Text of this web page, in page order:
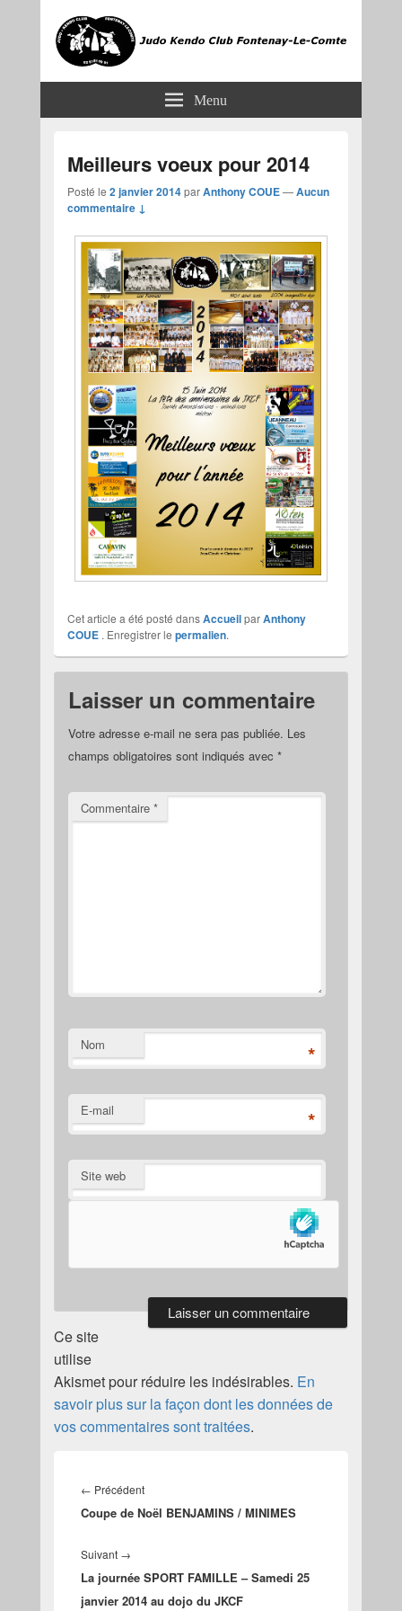
JKCF Menu
Meilleurs voeux pour 2014
Posté le 2 janvier 2014parAnthony COUE—Aucun
commentaire ↓
Cet article a été posté dansAccueilparAnthony
COUE. Enregistrer le permalien.
Laisser un commentaire
Votre adresse e-mail ne sera pas publiée. Les
champs obligatoires sont indiqués avec *
Commentaire *
Nom *
E-mail *
Site web
Ce site
utilise
Akismet pour réduire les indésirables. En
savoir plus sur la façon dont les données de
vos commentaires sont traitées.
de
l’article
← PrécédentArticle
précédent :
Coupe de Noël BENJAMINS / MINIMES
Suivant →Article
suivant :
La journée SPORT FAMILLE – Samedi 25
janvier 2014 au dojo du JKCF